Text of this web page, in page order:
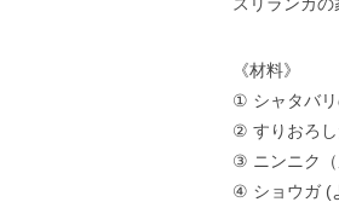
《材料》
① シャタバ
② すりおろ
③ ニンニク
④ ショウガ (